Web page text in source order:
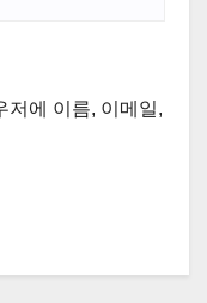
저에 이름, 이메일,